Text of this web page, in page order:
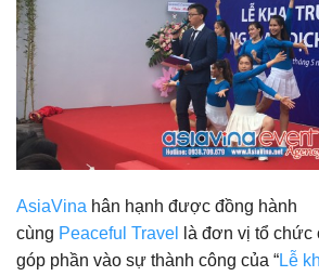
AsiaVina hân hạnh được đồng hành
cùng Peaceful Travel
là đơn vị tổ
góp phần vào sự thành công của “Lễ